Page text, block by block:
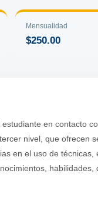
Mensualidad
$250.00
en contacto
nivel, que ofrecen
en el uso de